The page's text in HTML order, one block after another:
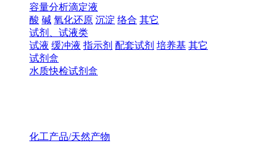
容量分析滴定液
酸 碱 氧化还原 沉淀 络合 其它
试剂、试液类
试液 缓冲液 指示剂 配套试剂 培养基 其它
试剂盒
水质快检试剂盒
化工产品/天然产物